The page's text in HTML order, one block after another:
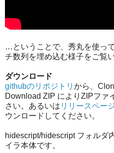
…ということで、秀丸を使っ
チ数列を埋め込む様子をご覧
ダウンロード
githubのリポジトリ から、
Download ZIP によりZIPファ
さい。あるいは リリースペー
ウンロードしてください。
hidescript/hidescript フォルダ
イラ本体です。